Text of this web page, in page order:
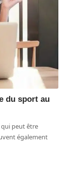
du sport au
qui peut être
également